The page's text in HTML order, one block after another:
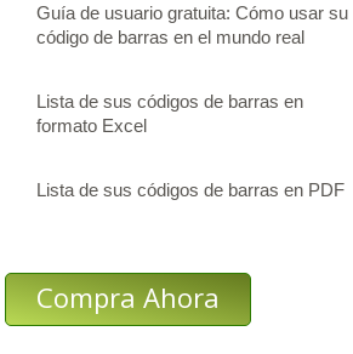
Guía de usuario gratuita: Cómo usar su
código de barras en el mundo real
Lista de sus códigos de barras en
formato Excel
Lista de sus códigos de barras en PDF
Compra Ahora